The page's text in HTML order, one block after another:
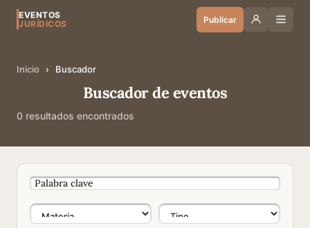
EVENTOS
JURÍDICOS
Publicar
Inicio › Buscador
Buscador de eventos
0 resultados encontrados